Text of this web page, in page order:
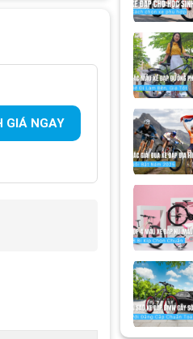
bản lớn và cụm
điều khiển xe
vui chơi tại công
GIÁ NGAY
Kích thước
Yên
Cọc/cốt
Lưu ý